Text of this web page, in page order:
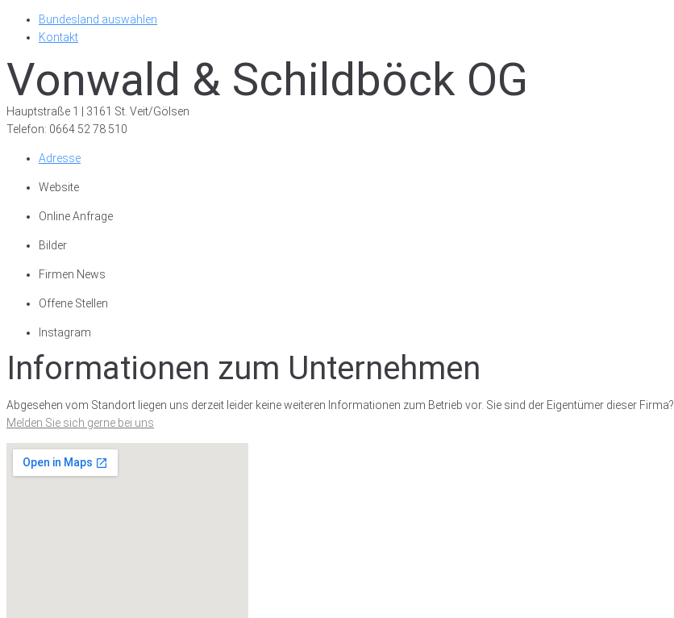
Bundesland auswählen
Kontakt
Vonwald & Schildböck OG
Hauptstraße 1 | 3161 St. Veit/Gölsen
Telefon: 0664 52 78 510
Adresse
Website
Online Anfrage
Bilder
Firmen News
Offene Stellen
Instagram
Informationen zum Unternehmen
Abgesehen vom Standort liegen uns derzeit leider keine weiteren Informationen zum Betrieb vor. Sie sind der Eigentümer dieser Firma?
Melden Sie sich gerne bei uns